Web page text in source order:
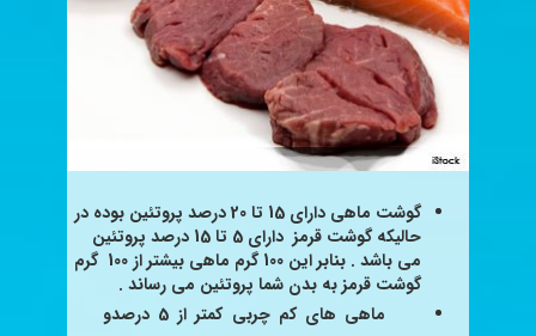
گوشت ماهی دارای 15 تا 20 درصد پروتئین بوده در
حالیکه گوشت قرمز
دارای 5 تا 15 درصد پروتئین
می باشد . بنابر این 100 گرم ماهی
بیشتر از 100 گرم
گوشت قرمز به بدن شما پروتئین می رساند .
ماهی های کم چربی کمتر از 5 درصدو